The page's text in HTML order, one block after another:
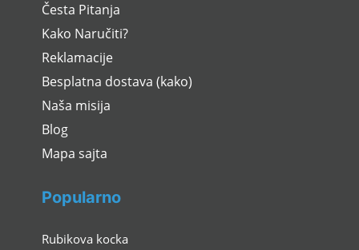
Česta Pitanja
Kako Naručiti?
Reklamacije
Besplatna dostava (kako)
Naša misija
Blog
Mapa sajta
Popularno
Rubikova kocka